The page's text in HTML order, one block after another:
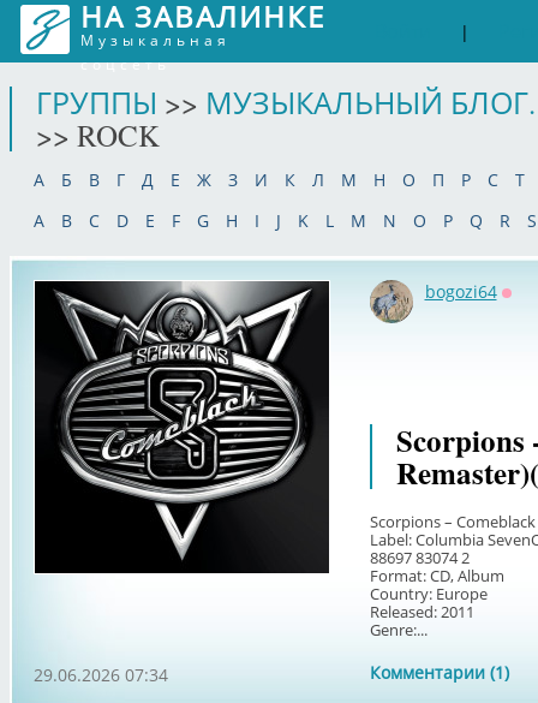
НА ЗАВАЛИНКЕ
Музыкальная
соцсеть
|
ГРУППЫ >> МУЗЫКАЛЬНЫЙ
>> ROCK
А Б В Г Д Е Ж З И К Л М Н О П Р С
Т
A
B C D E F G H I J K L M N O P Q R S
bogozi64
Scorpions
Scorpions – Comeblack
Label: Columbia
88697 83074 2
Format: CD, Album
Country: Europe
Released: 2011
Genre:...
Комментарии (1)
29.06.2026 07:34